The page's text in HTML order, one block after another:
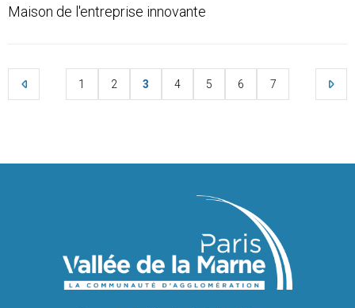
Maison de l'entreprise innovante
1 2 3 4 5 6 7